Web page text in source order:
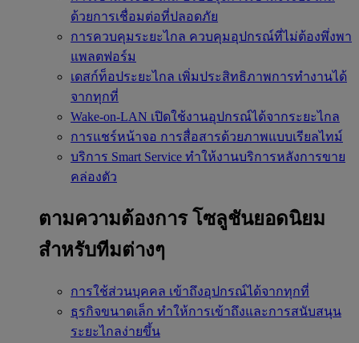
ด้วยการเชื่อมต่อที่ปลอดภัย
การควบคุมระยะไกล ควบคุมอุปกรณ์ที่ไม่ต้องพึ่งพา
แพลตฟอร์ม
เดสก์ท็อประยะไกล เพิ่มประสิทธิภาพการทำงานได้
จากทุกที่
Wake-on-LAN เปิดใช้งานอุปกรณ์ได้จากระยะไกล
การแชร์หน้าจอ การสื่อสารด้วยภาพแบบเรียลไทม์
บริการ Smart Service ทำให้งานบริการหลังการขาย
คล่องตัว
ตามความต้องการ โซลูชันยอดนิยม
สำหรับทีมต่างๆ
การใช้ส่วนบุคคล เข้าถึงอุปกรณ์ได้จากทุกที่
ธุรกิจขนาดเล็ก ทำให้การเข้าถึงและการสนับสนุน
ระยะไกลง่ายขึ้น